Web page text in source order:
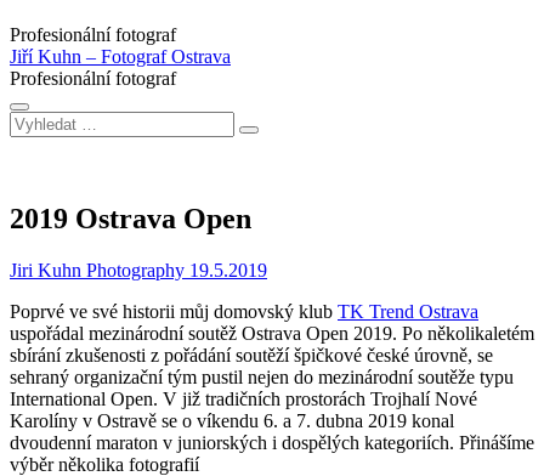
Profesionální fotograf
Jiří Kuhn – Fotograf Ostrava
Profesionální fotograf
Vyhledat
…
2019 Ostrava Open
Jiri Kuhn Photography 19.5.2019
Poprvé ve své historii můj domovský klub TK Trend Ostrava
uspořádal mezinárodní soutěž Ostrava Open 2019. Po několikaletém
sbírání zkušenosti z pořádání soutěží špičkové české úrovně, se
sehraný organizační tým pustil nejen do mezinárodní soutěže typu
International Open. V již tradičních prostorách Trojhalí Nové
Karolíny v Ostravě se o víkendu 6. a 7. dubna 2019 konal
dvoudenní maraton v juniorských i dospělých kategoriích. Přinášíme
výběr několika fotografií